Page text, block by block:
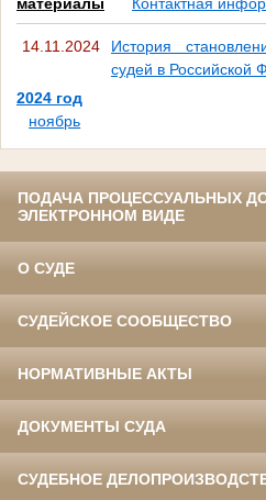
материалы
Контактная
14.11.2024
История
судей в Российской
2024 год
ноябрь
ПОДАЧА ПРОЦЕССУАЛЬНЫХ
ЭЛЕКТРОННОМ ВИДЕ
О СУДЕ
СУДЕЙСКОЕ СООБЩЕСТВО
НОРМАТИВНЫЕ АКТЫ
ДОКУМЕНТЫ СУДА
СУДЕБНОЕ